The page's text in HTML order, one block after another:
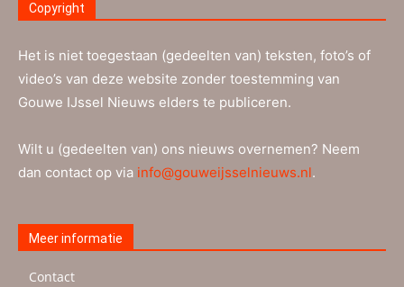
Copyright
Het is niet toegestaan (gedeelten van) teksten, foto’s of
video’s van deze website zonder toestemming van
Gouwe IJssel Nieuws elders te publiceren.
Wilt u (gedeelten van) ons nieuws overnemen? Neem
dan contact op via info@gouweijsselnieuws.nl.
Meer informatie
Contact